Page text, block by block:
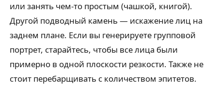
или занять чем-то простым (чашкой, книгой).
Другой подводный камень — искажение лиц на
заднем плане. Если вы генерируете групповой
портрет, старайтесь, чтобы все лица были
примерно в одной плоскости резкости. Также не
стоит перебарщивать с количеством эпитетов.